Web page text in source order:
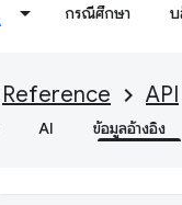
กรณีศึกษา
Reference API
AI ข้อมูลอ้างอิง